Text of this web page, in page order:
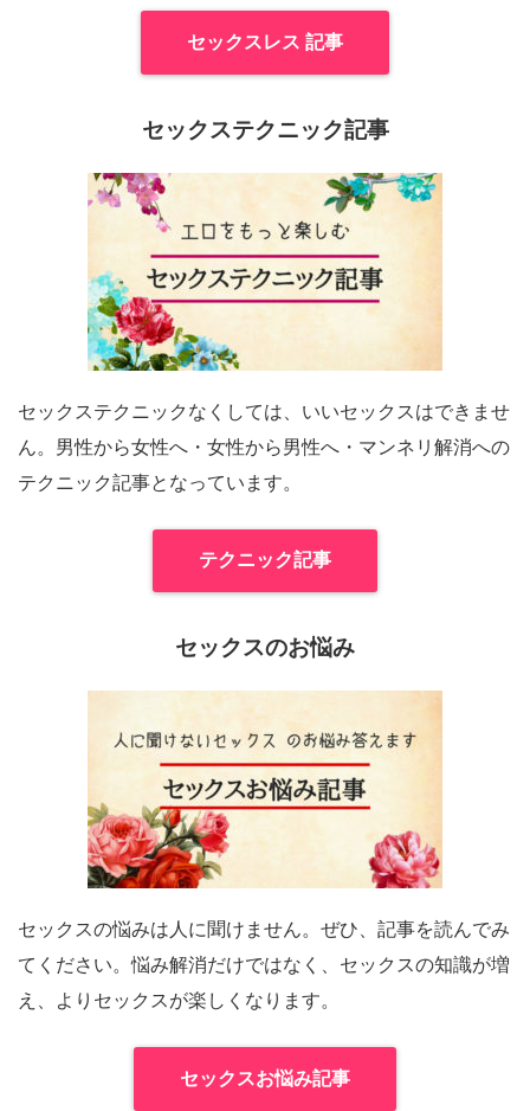
セックスレス 記事
セックステクニック記事
セックステクニックなくしては、いいセックスはできませ
ん。男性から女性へ・女性から男性へ・マンネリ解消への
テクニック記事となっています。
テクニック記事
セックスのお悩み
セックスの悩みは人に聞けません。ぜひ、記事を読んでみ
てください。悩み解消だけではなく、セックスの知識が増
え、よりセックスが楽しくなります。
セックスお悩み記事